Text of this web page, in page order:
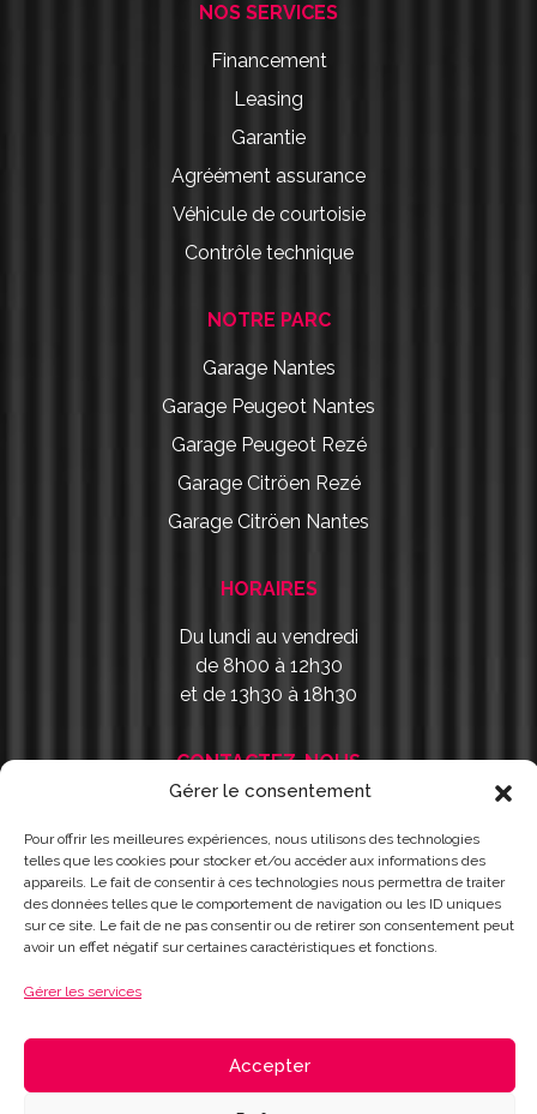
Gérer le consentement
Pour offrir les meilleures expériences, nous utilisons des technologies
telles que les cookies pour stocker et/ou accéder aux informations des
appareils. Le fait de consentir à ces technologies nous permettra de traiter
des données telles que le comportement de navigation ou les ID uniques
sur ce site. Le fait de ne pas consentir ou de retirer son consentement peut
avoir un effet négatif sur certaines caractéristiques et fonctions.
Gérer les services
Accepter
NOS SERVICES
Financement
Leasing
Garantie
Agréément assurance
Véhicule de courtoisie
Contrôle technique
NOTRE PARC
Garage Nantes
Garage Peugeot Nantes
Garage Peugeot Rezé
Garage Citröen Rezé
Garage Citröen Nantes
HORAIRES
Du lundi au vendredi
de 8h00 à 12h30
et de 13h30 à 18h30
CONTACTEZ-NOUS
44400 Rezé
NOUS ÉCRIRE
PRENDRE RDV